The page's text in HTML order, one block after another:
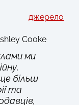
джерело
Cooke
ми
більш
та